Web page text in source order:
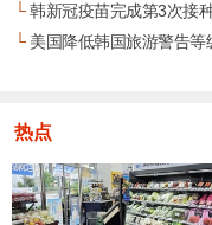
└韩新冠疫苗完成第3次接
└美国降低韩国旅游警告等
热点